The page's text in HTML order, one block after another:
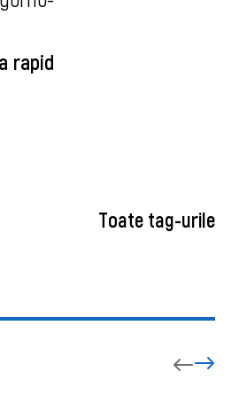
rapid
Toate tag-urile